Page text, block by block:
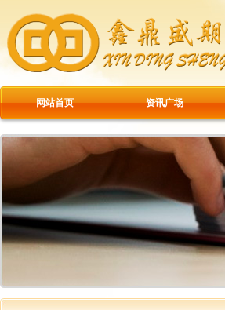
网站首页 资讯广场